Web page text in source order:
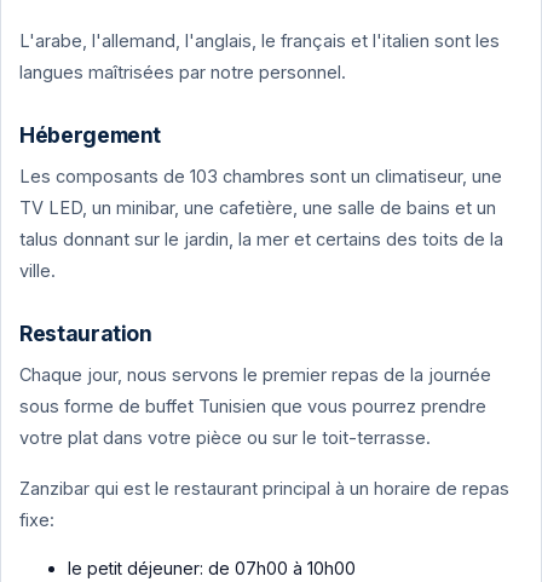
L'arabe, l'allemand, l'anglais, le français et l'italien sont les
langues maîtrisées par notre personnel.
Hébergement
Les composants de 103 chambres sont un climatiseur, une
TV LED, un minibar, une cafetière, une salle de bains et un
talus donnant sur le jardin, la mer et certains des toits de la
ville.
Restauration
Chaque jour, nous servons le premier repas de la journée
sous forme de buffet Tunisien que vous pourrez prendre
votre plat dans votre pièce ou sur le toit-terrasse.
Zanzibar qui est le restaurant principal à un horaire de repas
fixe:
le petit déjeuner: de 07h00 à 10h00